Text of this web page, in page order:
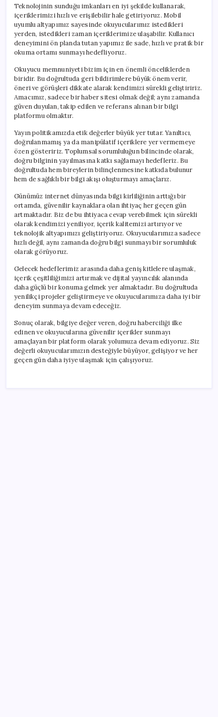
Teknolojinin sunduğu imkanları en iyi şekilde kullanarak,
içeriklerimizi hızlı ve erişilebilir hale getiriyoruz. Mobil
uyumlu altyapımız sayesinde okuyucularımız istedikleri
yerden, istedikleri zaman içeriklerimize ulaşabilir. Kullanıcı
deneyimini ön planda tutan yapımız ile sade, hızlı ve pratik bir
okuma ortamı sunmayı hedefliyoruz.
Okuyucu memnuniyeti bizim için en önemli önceliklerden
biridir. Bu doğrultuda geri bildirimlere büyük önem verir,
öneri ve görüşleri dikkate alarak kendimizi sürekli geliştiririz.
Amacımız, sadece bir haber sitesi olmak değil; aynı zamanda
güven duyulan, takip edilen ve referans alınan bir bilgi
platformu olmaktır.
Yayın politikamızda etik değerler büyük yer tutar. Yanıltıcı,
doğrulanmamış ya da manipülatif içeriklere yer vermemeye
özen gösteririz. Toplumsal sorumluluğun bilincinde olarak,
doğru bilginin yayılmasına katkı sağlamayı hedefleriz. Bu
doğrultuda hem bireylerin bilinçlenmesine katkıda bulunur
hem de sağlıklı bir bilgi akışı oluşturmayı amaçlarız.
Günümüz internet dünyasında bilgi kirliliğinin arttığı bir
ortamda, güvenilir kaynaklara olan ihtiyaç her geçen gün
artmaktadır. Biz de bu ihtiyaca cevap verebilmek için sürekli
olarak kendimizi yeniliyor, içerik kalitemizi artırıyor ve
teknolojik altyapımızı geliştiriyoruz. Okuyucularımıza sadece
hızlı değil, aynı zamanda doğru bilgi sunmayı bir sorumluluk
olarak görüyoruz.
Gelecek hedeflerimiz arasında daha geniş kitlelere ulaşmak,
içerik çeşitliliğimizi artırmak ve dijital yayıncılık alanında
daha güçlü bir konuma gelmek yer almaktadır. Bu doğrultuda
yenilikçi projeler geliştirmeye ve okuyucularımıza daha iyi bir
deneyim sunmaya devam edeceğiz.
Sonuç olarak, bilgiye değer veren, doğru haberciliği ilke
edinen ve okuyucularına güvenilir içerikler sunmayı
amaçlayan bir platform olarak yolumuza devam ediyoruz. Siz
değerli okuyucularımızın desteğiyle büyüyor, gelişiyor ve her
geçen gün daha iyiye ulaşmak için çalışıyoruz.